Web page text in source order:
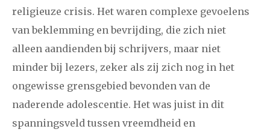
religieuze crisis. Het waren complexe gevoelens
van beklemming en bevrijding, die zich niet
alleen aandienden bij schrijvers, maar niet
minder bij lezers, zeker als zij zich nog in het
ongewisse grensgebied bevonden van de
naderende adolescentie. Het was juist in dit
spanningsveld tussen vreemdheid en